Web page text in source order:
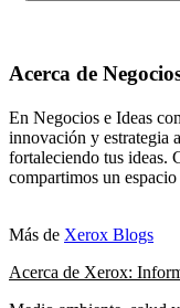
Acerca de
En Negocios e Ideas
innovación y estrategia
fortaleciendo tus ideas.
compartimos un
Más de Xerox Blogs
Acerca de Xerox: